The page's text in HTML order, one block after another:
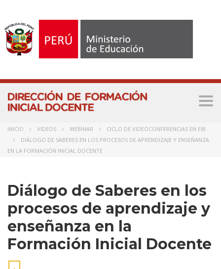
INICIO VIDEOS WEBINAR
CICLO DE VIDEOCONFERENCIAS EN EIB
DIÁLOGO DE SABERES EN LOS PROCESOS DE APRENDIZAJE Y ENSEÑANZA
EN LA FORMACIÓN INICIAL DOCENTE
Diálogo de Saberes en los
procesos de aprendizaje y
enseñanza en la
Formación Inicial Docente